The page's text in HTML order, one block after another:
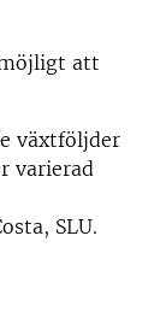
att
växtföljder
varierad
SLU.